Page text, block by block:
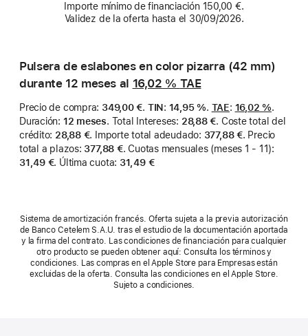
Importe mínimo de financiación 150,00 €.
Validez de la oferta hasta el 30/09/2026.
Pulsera de eslabones en color pizarra (42 mm)
durante 12 meses al 16,02 % TAE
Precio de compra: 349,00 €. TIN: 14,95 %. TAE: 16,02 %.
Duración: 12 meses. Total Intereses: 28,88 €. Coste total del
crédito: 28,88 €. Importe total adeudado: 377,88 €. Precio
total a plazos: 377,88 €.Cuotas mensuales (meses 1 - 11):
31,49 €. Última cuota: 31,49 €
Sistema de amortización francés. Oferta sujeta a la previa autorización
de Banco Cetelem S.A.U. tras el estudio de la documentación aportada
y la firma del contrato. Las condiciones de financiación para cualquier
otro producto se pueden obtener aquí: Consulta los términos y
condiciones. Las compras en el Apple Store para Empresas están
excluidas de la oferta. Consulta las condiciones en el Apple Store.
Sujeto a condiciones.